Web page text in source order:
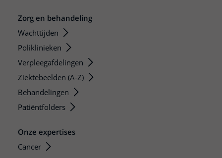
Zorg en behandeling
Wachttijden
Poliklinieken
Verpleegafdelingen
Ziektebeelden (A-Z)
Behandelingen
Patiëntfolders
Onze expertises
Cancer